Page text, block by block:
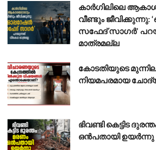
കാർഗിലിലെ
വീണ്ടും ജീവിക്കുന്നു:
സഫേദ് സാഗർ’
മാത്രമല്ല
കോടതിയുടെ
നിയമപരമായ
ഭിവണ്ടി കെട്ടിട
ഒൻപതായി ഉയർന്നു